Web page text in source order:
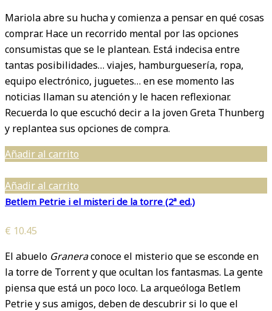
Mariola abre su hucha y comienza a pensar en qué cosas
comprar. Hace un recorrido mental por las opciones
consumistas que se le plantean. Está indecisa entre
tantas posibilidades… viajes, hamburguesería, ropa,
equipo electrónico, juguetes… en ese momento las
noticias llaman su atención y le hacen reflexionar.
Recuerda lo que escuchó decir a la joven Greta Thunberg
y replantea sus opciones de compra.
Añadir al carrito
Añadir al carrito
Betlem Petrie i el misteri de la torre (2ª ed.)
€ 10.45
El abuelo Graneraconoce el misterio que se esconde en
la torre de Torrent y que ocultan los fantasmas. La gente
piensa que está un poco loco. La arqueóloga Betlem
Petrie y sus amigos, deben de descubrir si lo que el